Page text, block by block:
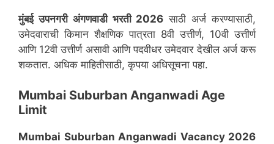
मुंबई उपनगरी अंगणवाडी भरती 2026 साठी अर्ज करण्यासाठी,
उमेदवाराची किमान शैक्षणिक पात्रता 8वी उत्तीर्ण, 10वी उत्तीर्ण
आणि 12वी उत्तीर्ण असावी आणि पदवीधर उमेदवार देखील अर्ज करू
शकतात. अधिक माहितीसाठी, कृपया अधिसूचना पहा.
Mumbai Suburban Anganwadi Age
Limit
Mumbai Suburban Anganwadi Vacancy 2026